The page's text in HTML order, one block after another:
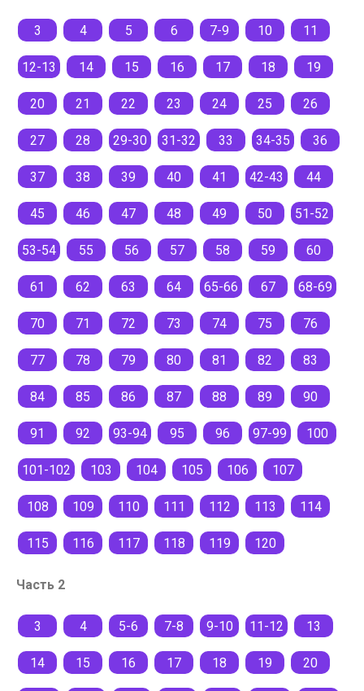
3 4 5 6 7-9 10 11
12-13 14 15 16 17 18 19
20 21 22 23 24 25 26
27 28 29-30 31-32 33 34-35 36
37 38 39 40 41 42-43 44
45 46 47 48 49 50 51-52
53-54 55 56 57 58 59 60
61 62 63 64 65-66 67 68-69
70 71 72 73 74 75 76
77 78 79 80 81 82 83
84 85 86 87 88 89 90
91 92 93-94 95 96 97-99 100
101-102 103 104 105 106 107
108 109 110 111 112 113 114
115 116 117 118 119 120
Часть 2
3 4 5-6 7-8 9-10 11-12 13
14 15 16 17 18 19 20